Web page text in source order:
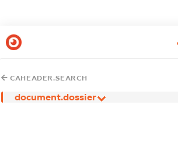
CAHEADER.SEARCH
document.dossier